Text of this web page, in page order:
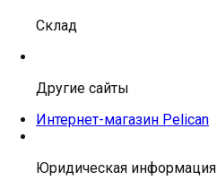
Склад
Другие сайты
Интернет-магазин Pelican
Юридическая информация